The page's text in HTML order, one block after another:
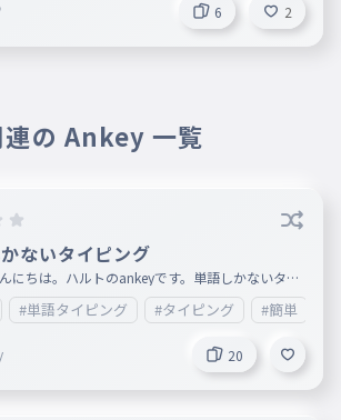
6 2
連の Ankey 一覧
ないタイピング
にちは。ハルトのankeyです。単語しかないタイ
いてですが、単語しかありません。もう説明する
りませんね。あと、急にはなりますし、関係話にな
ここからは関係ない話に入ります。聞きたくなけれ
文は見ないようおすすめします。toriproZというチ
知りました。それで、僕は何が言いたいかという
そのチームに入りたいけど、入れないかもしれませ
は、引退するからです。引退したら、そのチームに
#単語タイピング #タイピング #簡単
20